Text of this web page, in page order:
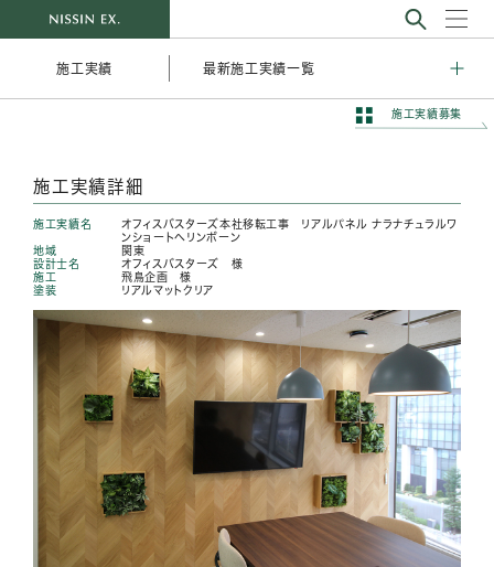
施工実績 最新施工実績一覧
施工実績募集
施工実績詳細
施工実績名
オフィスバスターズ本社移転工事 リアルパネル ナラナチュラルワ
ンショートヘリンボーン
地域
関東
設計士名
オフィスバスターズ 様
施工
飛鳥企画 様
塗装
リアルマットクリア